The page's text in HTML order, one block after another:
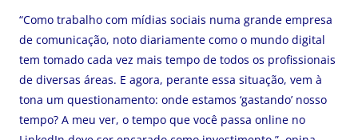
“Como trabalho com mídias sociais numa grande empresa
de comunicação, noto diariamente como o mundo digital
tem tomado cada vez mais tempo de todos os profissionais
de diversas áreas. E agora, perante essa situação, vem à
tona um questionamento: onde estamos ‘gastando’ nosso
tempo? A meu ver, o tempo que você passa online no